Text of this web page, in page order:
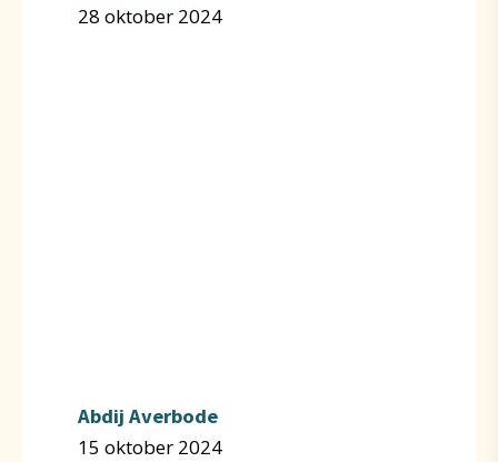
28 oktober 2024
Abdij Averbode
15 oktober 2024